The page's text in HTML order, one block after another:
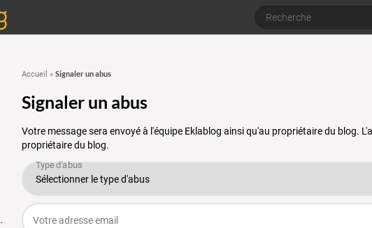
Accueil » Signaler un abus
Signaler un abus
Votre message sera envoyé à l'équipe Eklablog ainsi qu'au propriétaire du blog.
propriétaire du blog.